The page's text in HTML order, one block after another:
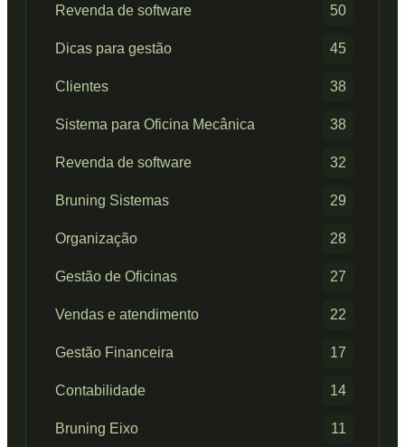
Revenda de software 50
Dicas para gestão 45
Clientes 38
Sistema para Oficina Mecânica 38
Revenda de software 32
Bruning Sistemas 29
Organização 28
Gestão de Oficinas 27
Vendas e atendimento 22
Gestão Financeira 17
Contabilidade 14
Bruning Eixo 11